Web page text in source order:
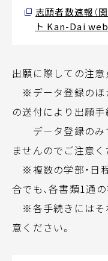
志願者数速報（
ト Kan-Dai web
出願に際しての注意
※データ登録のほ
の送付により出願手
データ登録のみ
ませんのでご注意く
※複数の学部・日
合でも、各書類1通
※各手続きにはそ
意ください。